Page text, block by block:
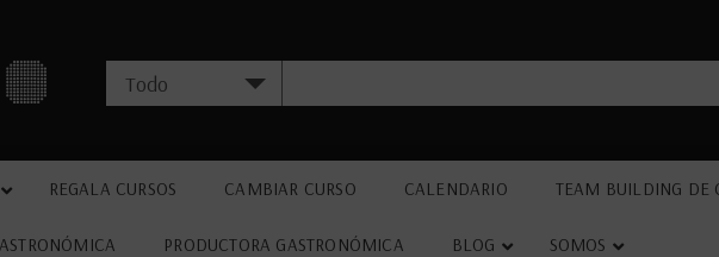
REGALA CURSOS CAMBIAR CURSO CALENDARIO TEAM BUILDING DE
PRODUCTORA GASTRONÓMICA BLOG SOMOS